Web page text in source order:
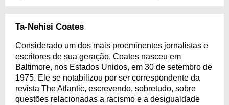
Ta-Nehisi Coates
Considerado um dos mais proeminentes jornalistas e
escritores de sua geração, Coates nasceu em
Baltimore, nos Estados Unidos, em 30 de setembro de
1975. Ele se notabilizou por ser correspondente da
revista The Atlantic, escrevendo, sobretudo, sobre
questões relacionadas a racismo e a desigualdade